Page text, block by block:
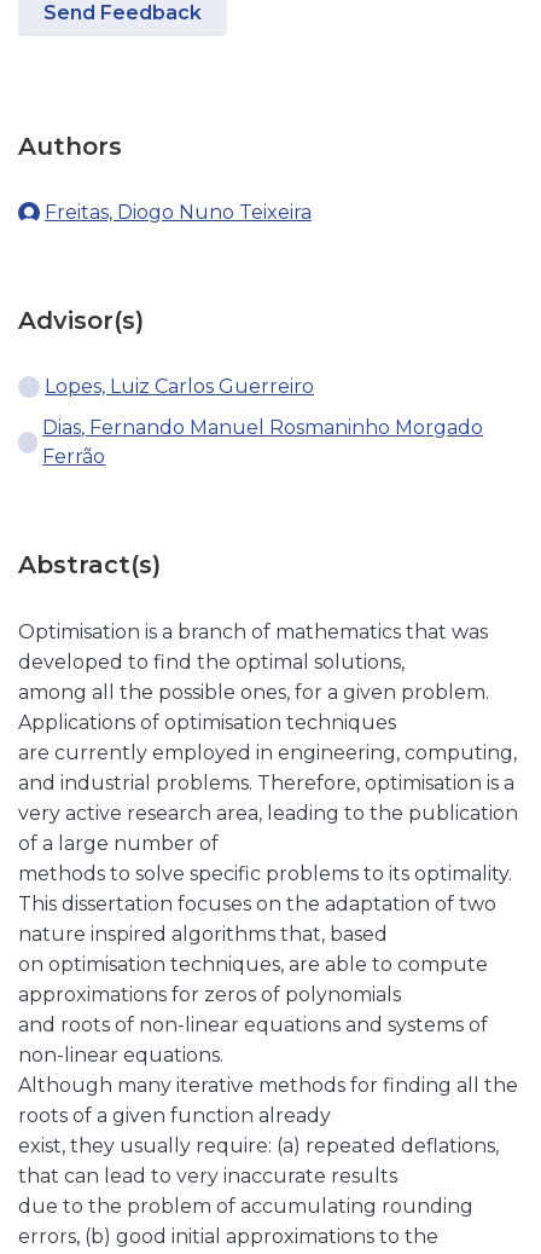
Send Feedback
Authors
Freitas, Diogo Nuno Teixeira
Advisor(s)
Lopes, Luiz Carlos Guerreiro
Dias, Fernando Manuel Rosmaninho Morgado
Ferrão
Abstract(s)
Optimisation is a branch of mathematics that was
developed to find the optimal solutions,
among all the possible ones, for a given problem.
Applications of optimisation techniques
are currently employed in engineering, computing,
and industrial problems. Therefore, optimisation is a
very active research area, leading to the publication
of a large number of
methods to solve specific problems to its optimality.
This dissertation focuses on the adaptation of two
nature inspired algorithms that, based
on optimisation techniques, are able to compute
approximations for zeros of polynomials
and roots of non-linear equations and systems of
non-linear equations.
Although many iterative methods for finding all the
roots of a given function already
exist, they usually require: (a) repeated deflations,
that can lead to very inaccurate results
due to the problem of accumulating rounding
errors, (b) good initial approximations to the